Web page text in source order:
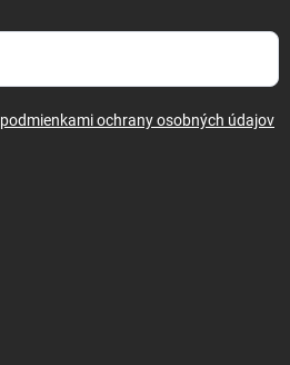
podmienkami ochrany osobných údajov